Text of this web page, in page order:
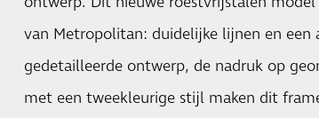
van Metropolitan: duidelijke lijnen en
gedetailleerde ontwerp, de nadruk op
met een tweekleurige stijl maken dit